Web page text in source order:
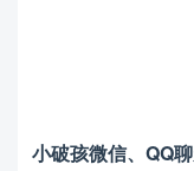
小破孩微信、QQ